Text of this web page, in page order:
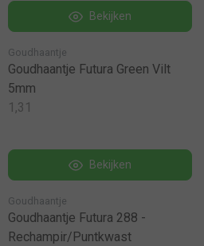
Bekijken
Goudhaantje
Goudhaantje Futura Green Vilt
5mm
1,31
Bekijken
Goudhaantje
Goudhaantje Futura 288 -
Rechampir/Puntkwast